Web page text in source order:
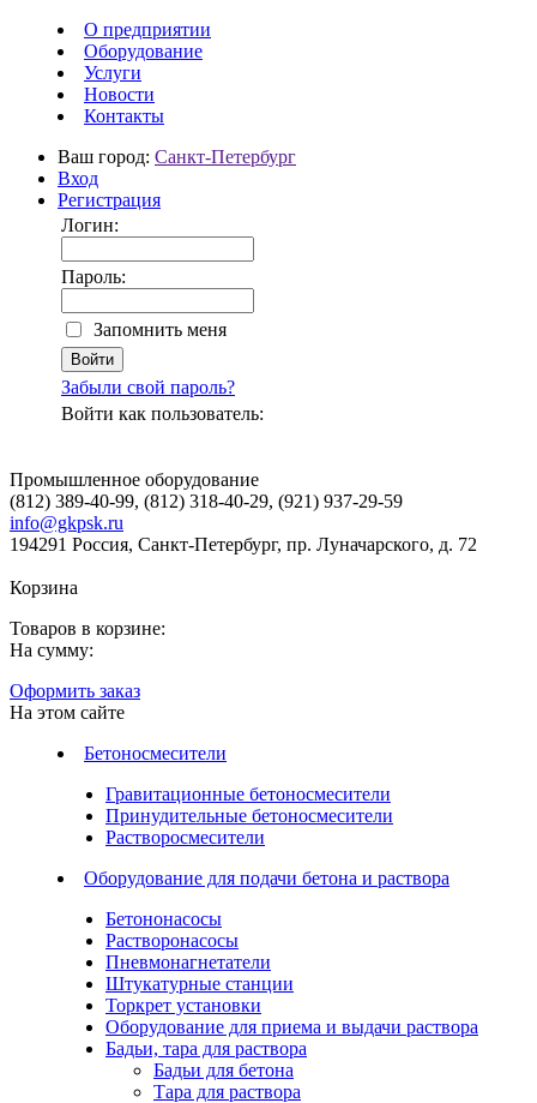
О предприятии
Оборудование
Услуги
Новости
Контакты
Ваш город: Санкт-Петербург
Вход
Регистрация
Логин:
Пароль:
Запомнить меня
Забыли свой пароль?
Войти как пользователь:
Промышленное оборудование
(812) 389-40-99, (812) 318-40-29, (921) 937-29-59
info@gkpsk.ru
194291 Россия, Санкт-Петербург, пр. Луначарского, д. 72
Корзина
Товаров в корзине:
На сумму:
Оформить заказ
На этом сайте
Бетоносмесители
Гравитационные бетоносмесители
Принудительные бетоносмесители
Растворосмесители
Оборудование для подачи бетона и раствора
Бетононасосы
Растворонасосы
Пневмонагнетатели
Штукатурные станции
Торкрет установки
Оборудование для приема и выдачи раствора
Бадьи, тара для раствора
Бадьи для бетона
Тара для раствора